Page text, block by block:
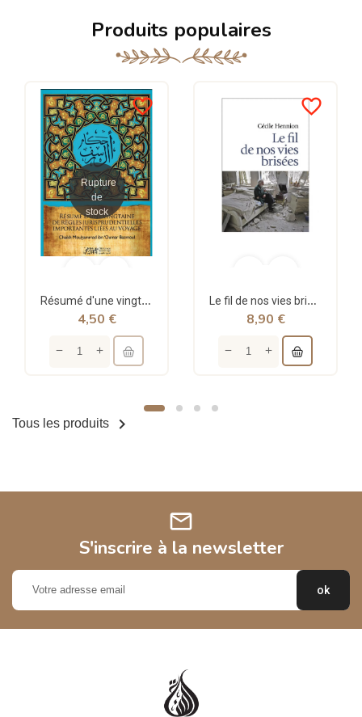
Produits populaires
favorite_border
Rupture
de
stock
Résumé d'une vingtaine de règles jurisprudentielles liées au voyage - Bazmoul - Héritage...
4,50 €
favorite_border
Le fil de nos vies brisées - poche - Cécile Hennion - Points
8,90 €
Tous les produits 
mail
S'inscrire à la newsletter